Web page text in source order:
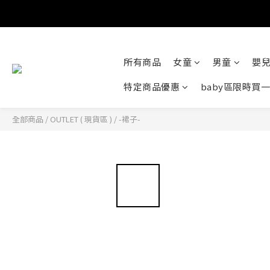
所有商品 女童 男童
嬰兒
特定商品優惠
baby區限時買
全部商品 / OUTLET ( 現貨區 ) /-裙子-